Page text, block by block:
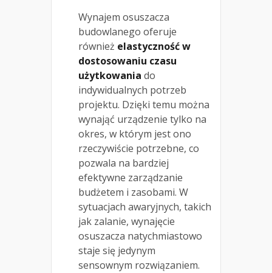
Wynajem osuszacza
budowlanego oferuje
również elastyczność w
dostosowaniu czasu
użytkowania do
indywidualnych potrzeb
projektu. Dzięki temu można
wynająć urządzenie tylko na
okres, w którym jest ono
rzeczywiście potrzebne, co
pozwala na bardziej
efektywne zarządzanie
budżetem i zasobami. W
sytuacjach awaryjnych, takich
jak zalanie, wynajęcie
osuszacza natychmiastowo
staje się jedynym
sensownym rozwiązaniem.